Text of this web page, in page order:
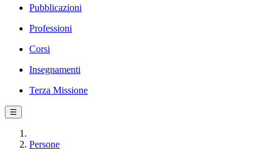
Pubblicazioni
Professioni
Corsi
Insegnamenti
Terza Missione
☰
Persone